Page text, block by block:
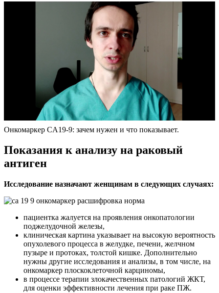
Онкомаркер CA19-9: зачем нужен и что показывает.
Показания к анализу на раковый
антиген
Исследование назначают женщинам в следующих случаях:
пациентка жалуется на проявления онкопатологии
поджелудочной железы,
клиническая картина указывает на высокую вероятность
опухолевого процесса в желудке, печени, желчном
пузыре и протоках, толстой кишке. Дополнительно
нужны другие исследования и анализы, в том числе, на
онкомаркер плоскоклеточной карциномы,
в процессе терапии злокачественных патологий ЖКТ,
для оценки эффективности лечения при раке ПЖ.